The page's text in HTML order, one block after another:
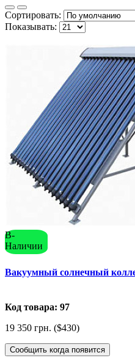
Сортировать:
Показывать:
В-
Наличии
Вакуумный солнечный
Код товара: 97
19 350 грн. ($430)
Сообщить когда появится